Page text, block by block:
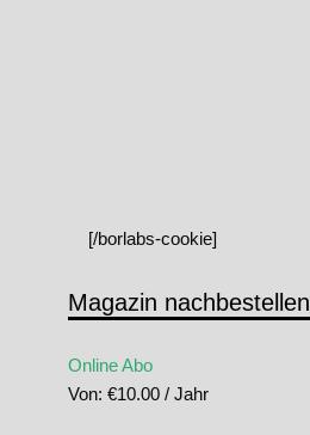
[/borlabs-cookie]
Magazin nachbestellen
Online Abo
Von: €10.00 / Jahr